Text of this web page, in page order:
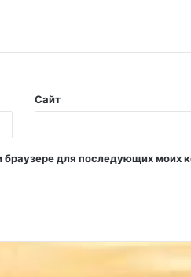
Сайт
браузере для последующих моих